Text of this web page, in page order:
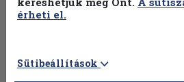
érheti el.
Sütibeállítások